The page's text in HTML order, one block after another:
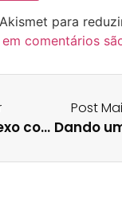
para
comentários
Dicas de sexo com Nhock, do @Haznos
Post